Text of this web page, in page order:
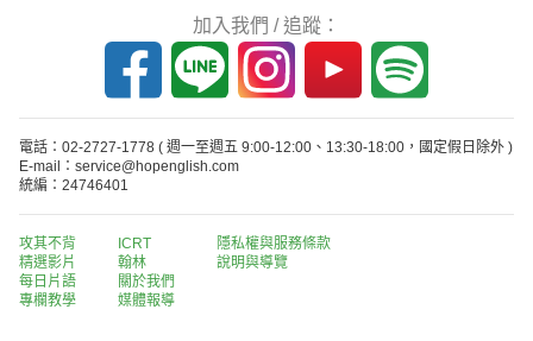
加入我們 / 追蹤：
電話：02-2727-1778 ( 週一至週五 9:00-12:00、13:30-18:00，國定假日除外 )
E-mail：service@hopenglish.com
統編：24746401
攻其不背
精選影片
每日片語
專欄教學
ICRT
翰林
關於我們
媒體報導
隱私權與服務條款
說明與導覽